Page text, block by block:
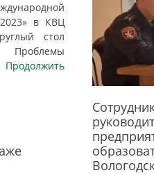
2023» в КВЦ
стол